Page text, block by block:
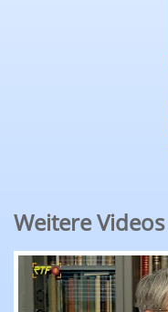
Weitere Videos
RTF.1 Im